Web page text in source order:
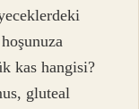
kas hangisi?
gluteal